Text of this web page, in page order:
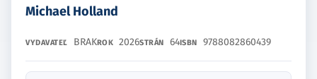
Michael Holland
VYDAVATEĽ BRAKROK 2026STRÁN 64ISBN 9788082860439